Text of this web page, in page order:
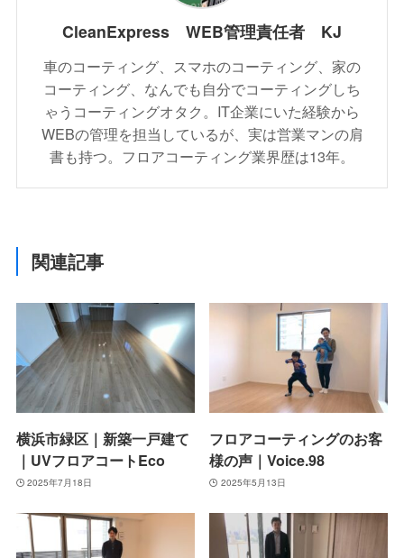
CleanExpress WEB管理責任者 KJ
車のコーティング、スマホのコーティング、家の
コーティング、なんでも自分でコーティングしち
ゃうコーティングオタク。IT企業にいた経験から
WEBの管理を担当しているが、実は営業マンの肩
書も持つ。フロアコーティング業界歴は13年。
関連記事
横浜市緑区｜新築一戸建て
｜UVフロアコートEco
2025年7月18日
フロアコーティングのお客
様の声｜Voice.98
2025年5月13日